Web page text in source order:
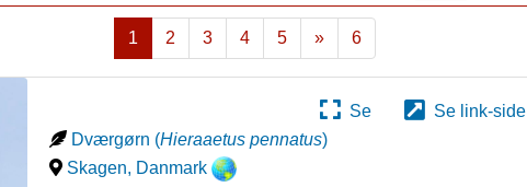
1 2 3 4 5
»
Næste
6
Se
Se link-side
Dværgørn (Hieraaetus pennatus)
Skagen, Danmark